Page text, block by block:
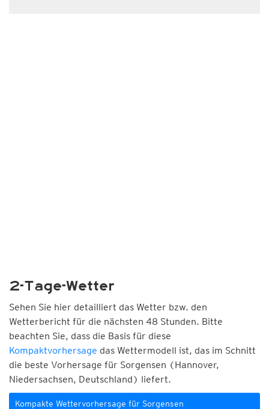
2-Tage-Wetter
Sehen Sie hier detailliert das Wetter bzw. den
Wetterbericht für die nächsten 48 Stunden. Bitte
beachten Sie, dass die Basis für diese
Kompaktvorhersage das Wettermodell ist, das im Schnitt
die beste Vorhersage für Sorgensen (Hannover,
Niedersachsen, Deutschland) liefert.
Kompakte Wettervorhersage für Sorgensen